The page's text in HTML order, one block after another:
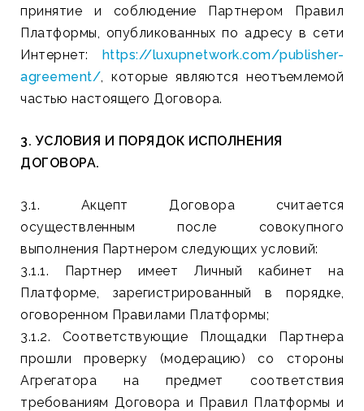
принятие и соблюдение Партнером Правил
Платформы, опубликованных по адресу в сети
Интернет: https://luxupnetwork.com/publisher-
agreement/, которые являются неотъемлемой
частью настоящего Договора.
3. УСЛОВИЯ И ПОРЯДОК ИСПОЛНЕНИЯ
ДОГОВОРА.
3.1. Акцепт Договора считается
осуществленным после совокупного
выполнения Партнером следующих условий:
3.1.1. Партнер имеет Личный кабинет на
Платформе, зарегистрированный в порядке,
оговоренном Правилами Платформы;
3.1.2. Соответствующие Площадки Партнера
прошли проверку (модерацию) со стороны
Агрегатора на предмет соответствия
требованиям Договора и Правил Платформы и